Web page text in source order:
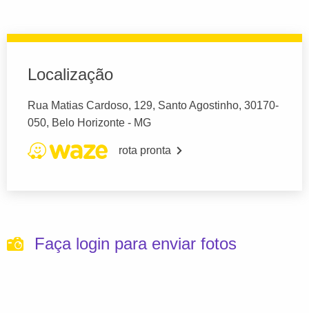
Localização
Rua Matias Cardoso, 129, Santo Agostinho, 30170-
050, Belo Horizonte - MG
rota pronta
Faça login para enviar fotos